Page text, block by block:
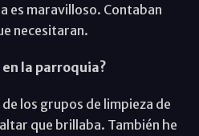
es maravilloso. Contaban
necesitaran.
en la parroquia?
los grupos de limpieza de
que brillaba. También he